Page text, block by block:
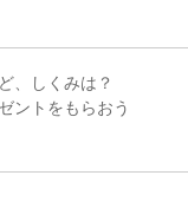
、しくみは？
ントをもらおう